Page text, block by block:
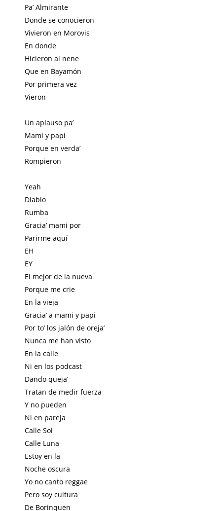
Pa’ Almirante
Donde se conocieron
Vivieron en Morovis
En donde
Hicieron al nene
Que en Bayamón
Por primera vez
Vieron
Un aplauso pa’
Mami y papi
Porque en verda’
Rompieron
Yeah
Diablo
Rumba
Gracia’ mami por
Parirme aquí
EH
EY
El mejor de la nueva
Porque me crie
En la vieja
Gracia’ a mami y papi
Por to’ los jalón de oreja’
Nunca me han visto
En la calle
Ni en los podcast
Dando queja’
Tratan de medir fuerza
Y no pueden
Ni en pareja
Calle Sol
Calle Luna
Estoy en la
Noche oscura
Yo no canto reggae
Pero soy cultura
De Borinquen